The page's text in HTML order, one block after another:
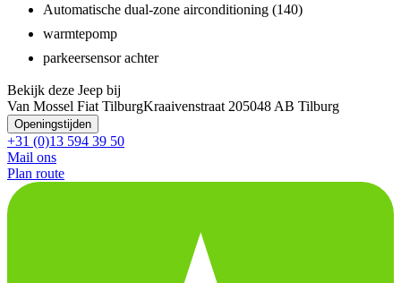
Automatische dual-zone airconditioning (140)
warmtepomp
parkeersensor achter
Bekijk deze Jeep bij
Van Mossel Fiat TilburgKraaivenstraat 205048 AB Tilburg
Openingstijden
+31 (0)13 594 39 50
Mail ons
Plan route